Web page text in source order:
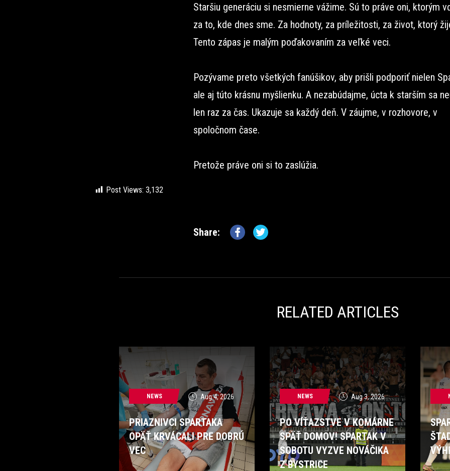
Staršiu generáciu si nesmierne vážime. Sú to práve oni, ktorým
za to, kde dnes sme. Za hodnoty, za príležitosti, za život, ktorý
Tento zápas je malým poďakovaním za veľké veci.
Pozývame preto všetkých fanúšikov, aby prišli podporiť nielen
ale aj túto krásnu myšlienku. A nezabúdajme, úcta k starším sa
len raz za čas. Ukazuje sa každý deň. V záujme, v rozhovore, v
spoločnom čase.
Pretože práve oni si to zaslúžia.
Post Views: 3,132
Share:
RELATED ARTICLES
NEWS Aug 4, 2026
PRIAZNIVCI SPARTAKA
OPÄŤ KRVÁCALI PRE DOBRÚ
VEC
NEWS Aug 3, 2026
PO VÍŤAZSTVE V KOMÁRNE
SPÄŤ DOMOV! SPARTAK V
SOBOTU VYZVE NOVÁČIKA
Z BYSTRICE